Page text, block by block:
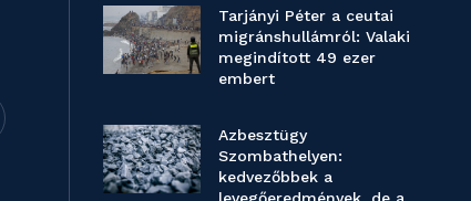
Tarjányi Péter a ceutai
migránshullámról: Valaki
megindított 49 ezer
embert
Azbesztügy
Szombathelyen:
kedvezőbbek a